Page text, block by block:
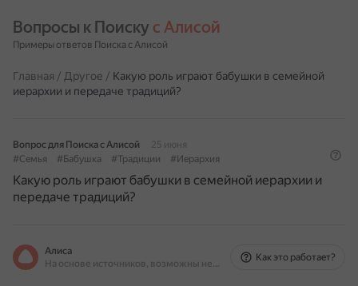
Вопросы к Поиску с Алисой
Примеры ответов Поиска с Алисой
Главная / Другое / Какую роль играют бабушки в семейной
иерархии и передаче традиций?
Вопрос для Поиска с Алисой
25 июня
#Семья
#Бабушка #Традиции #Иерархия
Какую роль играют бабушки в семейной иерархии и
передаче традиций?
Алиса
На основе источников, возможны неточности
Как это работает?